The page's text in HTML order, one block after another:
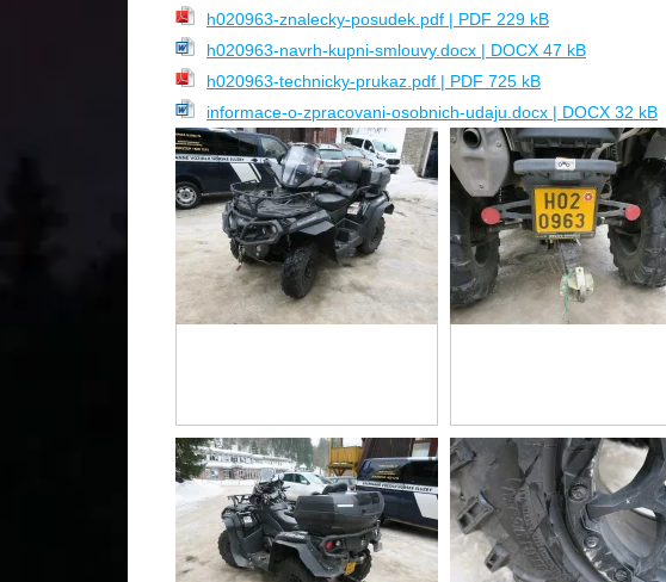
h020963-znalecky-posudek.pdf | PDF 229 kB
h020963-navrh-kupni-smlouvy.docx | DOCX 47 kB
h020963-technicky-prukaz.pdf | PDF 725 kB
informace-o-zpracovani-osobnich-udaju.docx | DOCX 32 kB